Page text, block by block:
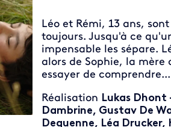
Léo et Rémi, 13 ans,
toujours. Jusqu'à ce
impensable les sépare.
alors de Sophie, la mère
essayer de comprendre...
Réalisation Lukas Dhont
Dambrine, Gustav De
Dequenne, Léa Drucker,